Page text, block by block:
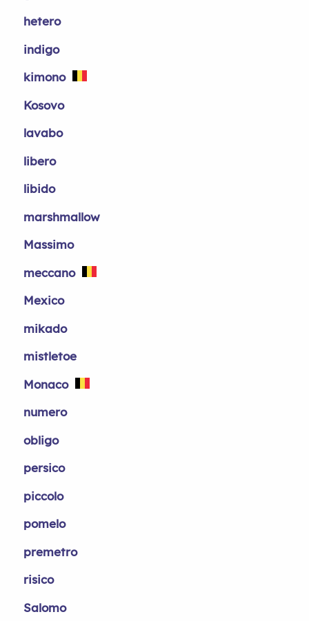
hetero
indigo
kimono
Kosovo
lavabo
libero
libido
marshmallow
Massimo
meccano
Mexico
mikado
mistletoe
Monaco
numero
obligo
persico
piccolo
pomelo
premetro
risico
Salomo